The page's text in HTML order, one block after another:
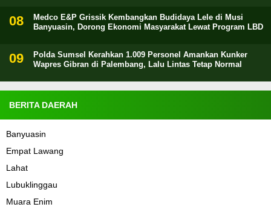
Medco E&P Grissik Kembangkan Budidaya Lele di Musi
Banyuasin, Dorong Ekonomi Masyarakat Lewat Program LBD
Polda Sumsel Kerahkan 1.009 Personel Amankan Kunker
Wapres Gibran di Palembang, Lalu Lintas Tetap Normal
BERITA DAERAH
Banyuasin
Empat Lawang
Lahat
Lubuklinggau
Muara Enim